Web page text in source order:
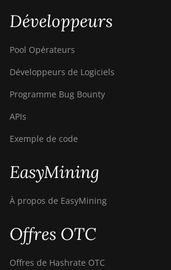
Développeurs
Pool Opérateurs
Développeurs de Logiciels
Programme Bug Bounty
APIs
Exemple de code
EasyMining
À propos de EasyMining
Offres OTC
Offres de Hashrate OTC